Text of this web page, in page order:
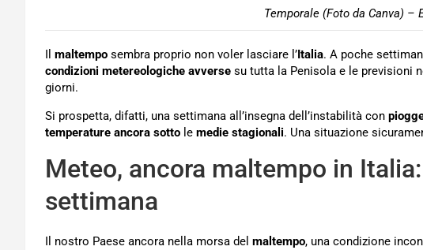
Temporale (Foto da Canva) –
Il maltempo sembra proprio non voler lasciare l’Italia. A poche
condizioni metereologiche avverse su tutta la Penisola e le previsioni
giorni.
Si prospetta, difatti, una settimana all’insegna dell’instabilità con
temperature ancora sotto le medie stagionali. Una situazione
Meteo, ancora maltempo in
settimana
Il nostro Paese ancora nella morsa del maltempo, una condizione